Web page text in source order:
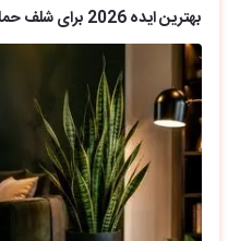
بهترین ایده 2026 برای شلف حمام؛ از مدل های ساده تا مدرن